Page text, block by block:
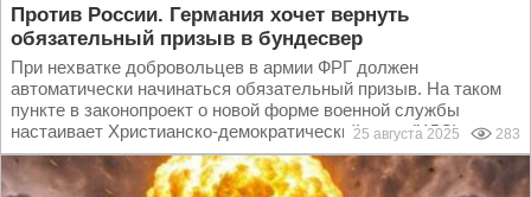
Против России. Германия хочет вернуть
обязательный призыв в бундесвер
При нехватке добровольцев в армии ФРГ должен
автоматически начинаться обязательный призыв. На таком
пункте в законопроект о новой форме военной службы
настаивает Христианско-демократический союз (ХДС)...
25 августа 2025 283